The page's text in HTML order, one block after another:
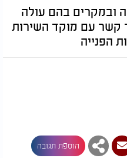
ובמקרים בהם עולה
עם מוקד השירות
הוספת תגובה